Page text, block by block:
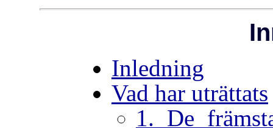
Inledning
Vad har uträttats
1. De